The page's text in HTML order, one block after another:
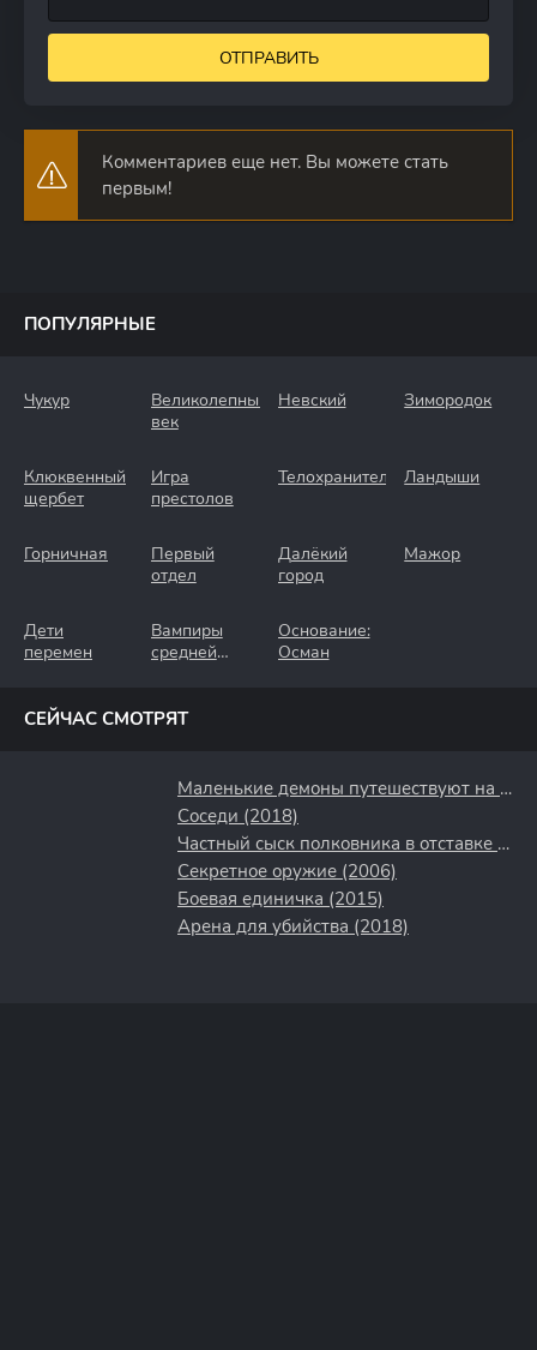
ОТПРАВИТЬ
Комментариев еще нет. Вы можете стать
первым!
ПОПУЛЯРНЫЕ
Чукур
Великолепный
век
Невский Зимородок
Клюквенный
щербет
Игра
престолов
Телохранители Ландыши
Горничная
Первый
отдел
Далёкий
город
Мажор
Дети
перемен
Вампиры
средней
Основание:
Осман
СЕЙЧАС СМОТРЯТ
Маленькие демоны путешествуют на Запад (2025)
Соседи (2018)
Частный сыск полковника в отставке (2009)
Секретное оружие (2006)
Боевая единичка (2015)
Арена для убийства (2018)